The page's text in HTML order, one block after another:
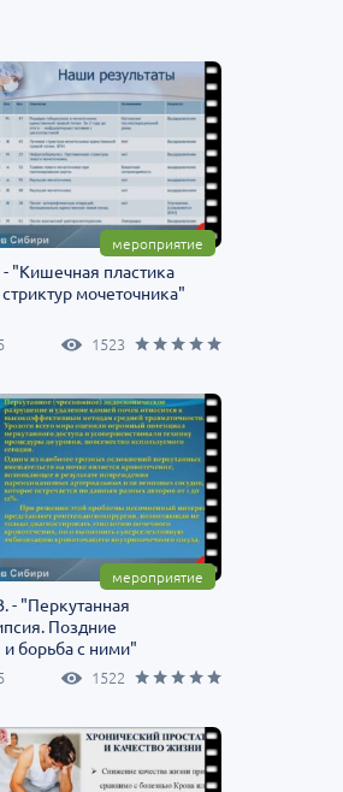
мероприятие
"Кишечная пластика
мочеточника"
1523
мероприятие
"Перкутанная
Поздние
борьба с ними"
1522